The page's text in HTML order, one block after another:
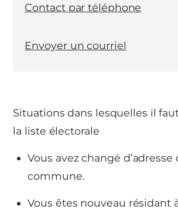
Situations dans lesquelles il
la liste électorale
Vous avez changé d’adresse
commune.
Vous êtes nouveau résidant
Contact par téléphone
Envoyer un courriel